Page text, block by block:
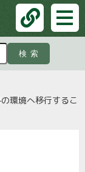
検索
環境へ移行するこ